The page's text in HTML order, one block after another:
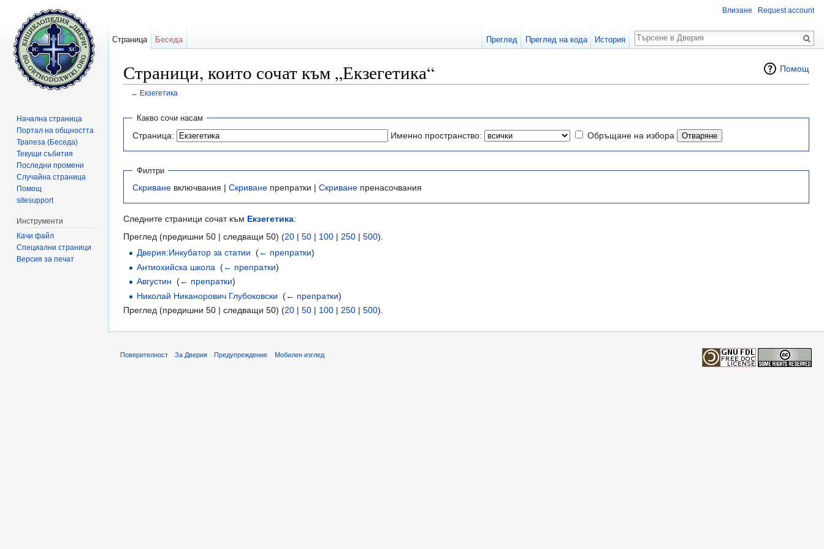
Помощ
Страници, които сочат към „Екзегетика“
← Екзегетика
Какво сочи насам
Страница: Именно пространство: Обръщане на избора
Филтри
Скриване включвания | Скриване препратки | Скриване пренасочвания
Следните страници сочат към Екзегетика:
Преглед (предишни 50 | следващи 50) (20 | 50 | 100 | 250 | 500).
Дверия:Инкубатор за статии ‎(← препратки)
Антиохийска школа ‎(← препратки)
Августин ‎(← препратки)
Николай Никанорович Глубоковски ‎(← препратки)
Преглед (предишни 50 | следващи 50) (20 | 50 | 100 | 250 | 500).
Влизане Request account
Страница Беседа Преглед Преглед на кода История
Търсене
Начална страница
Портал на общността
Трапеза (Беседа)
Текущи събития
Последни промени
Случайна страница
Помощ
sitesupport
Инструменти
Качи файл
Специални страници
Версия за печат
Поверителност За Дверия Предупреждение Мобилен изглед